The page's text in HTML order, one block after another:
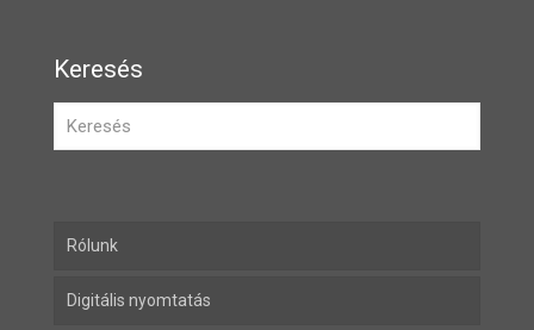
Keresés
Rólunk
Digitális nyomtatás